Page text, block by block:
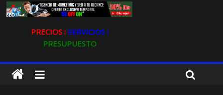
PRECIOS ǀ SERVICIOS ǀ
PRESUPUESTO